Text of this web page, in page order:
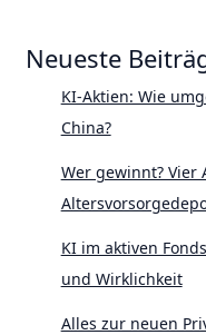
Neueste
KI-Aktien: Wie
China?
Wer gewinnt? Vier
KI im aktiven
und Wirklichkeit
Alles zur neuen